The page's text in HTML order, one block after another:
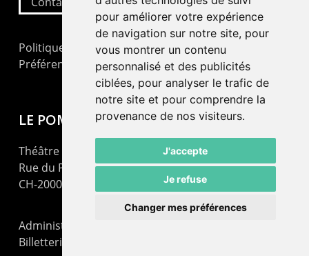
pour améliorer votre expérience
de navigation sur notre site, pour
vous montrer un contenu
personnalisé et des publicités
ciblées, pour analyser le trafic de
notre site et pour comprendre la
provenance de nos visiteurs.
J'accepte
Je refuse
Changer mes préférences
Politique de confidentialité
Préférences cookies
LE POMMIER
Théâtre – Centre Culturel Neuchâtelois
Rue du Pommier 9
CH-2000 Neuchâtel
Administration : +41 32 725 03 03
Billetterie : +41 32 725 05 05